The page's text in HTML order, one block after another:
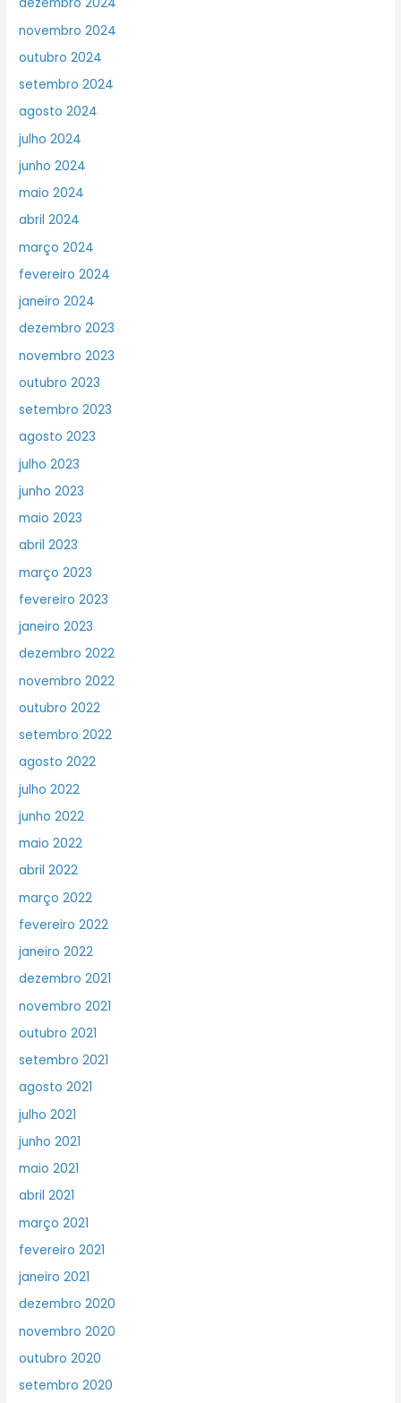
novembro 2024
outubro 2024
setembro 2024
agosto 2024
julho 2024
junho 2024
maio 2024
abril 2024
março 2024
fevereiro 2024
janeiro 2024
dezembro 2023
novembro 2023
outubro 2023
setembro 2023
agosto 2023
julho 2023
junho 2023
maio 2023
abril 2023
março 2023
fevereiro 2023
janeiro 2023
dezembro 2022
novembro 2022
outubro 2022
setembro 2022
agosto 2022
julho 2022
junho 2022
maio 2022
abril 2022
março 2022
fevereiro 2022
janeiro 2022
dezembro 2021
novembro 2021
outubro 2021
setembro 2021
agosto 2021
julho 2021
junho 2021
maio 2021
abril 2021
março 2021
fevereiro 2021
janeiro 2021
dezembro 2020
novembro 2020
outubro 2020
setembro 2020